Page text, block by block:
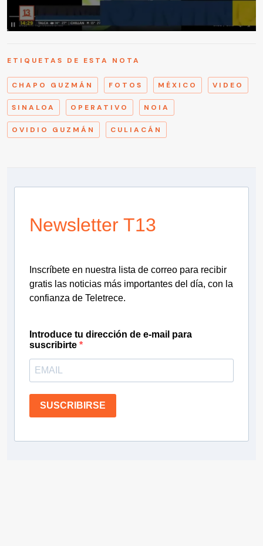
ETIQUETAS DE ESTA NOTA
CHAPO GUZMÁN FOTOS MÉXICO VIDEO
SINALOA OPERATIVO NOIA
OVIDIO GUZMÁN CULIACÁN
Newsletter T13
Inscríbete en nuestra lista de correo para recibir
gratis las noticias más importantes del día, con la
confianza de Teletrece.
Introduce tu dirección de e-mail para
suscribirte
SUSCRIBIRSE